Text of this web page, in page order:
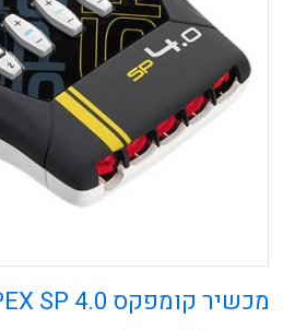
מכשיר קומפקס COMPEX SP 4.0